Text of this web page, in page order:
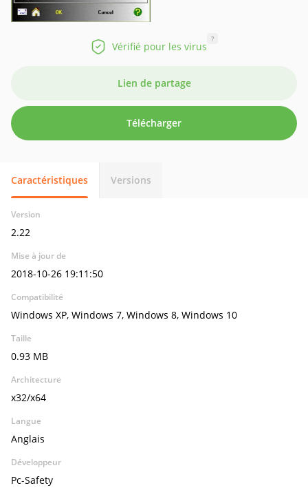
Vérifié pour les virus
?
Lien de partage
Télécharger
Caractéristiques Versions
Version
2.22
Mise à jour de
2018-10-26 19:11:50
Compatibilité
Windows XP, Windows 7, Windows 8, Windows 10
Taille
0.93 MB
Architecture
x32/x64
Langue
Anglais
Développeur
Pc-Safety